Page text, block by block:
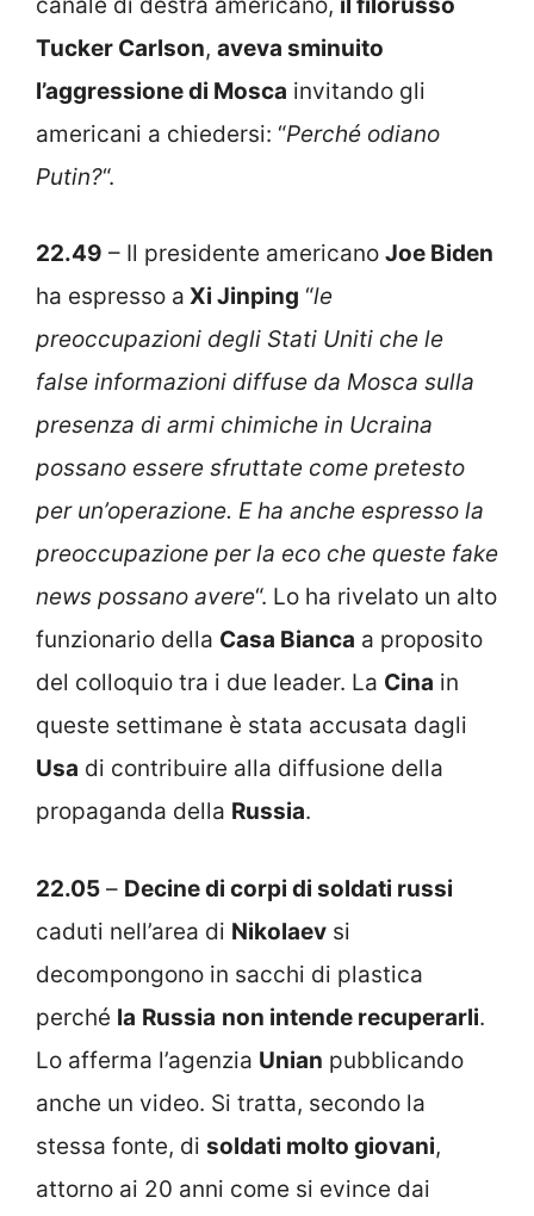
Tucker Carlson, aveva sminuito
l’aggressione di Mosca invitando gli
americani a chiedersi: “Perché odiano
Putin?“.
22.49 – Il presidente americano Joe Biden
ha espresso a Xi Jinping “le
preoccupazioni degli Stati Uniti che le
false informazioni diffuse da Mosca sulla
presenza di armi chimiche in Ucraina
possano essere sfruttate come pretesto
per un’operazione. E ha anche espresso la
preoccupazione per la eco che queste fake
news possano avere“. Lo ha rivelato un alto
funzionario della Casa Bianca a proposito
del colloquio tra i due leader. La Cina in
queste settimane è stata accusata dagli
Usa di contribuire alla diffusione della
propaganda della Russia.
22.05 – Decine di corpi di soldati russi
caduti nell’area di Nikolaev si
decompongono in sacchi di plastica
perché la Russia non intende recuperarli.
Lo afferma l’agenzia Unian pubblicando
anche un video. Si tratta, secondo la
stessa fonte, di soldati molto giovani,
attorno ai 20 anni come si evince dai